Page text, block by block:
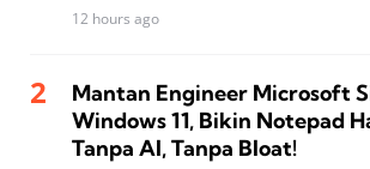
12 hours ago
Mantan Engineer Microsoft
Windows 11, Bikin Notepad
Tanpa AI, Tanpa Bloat!